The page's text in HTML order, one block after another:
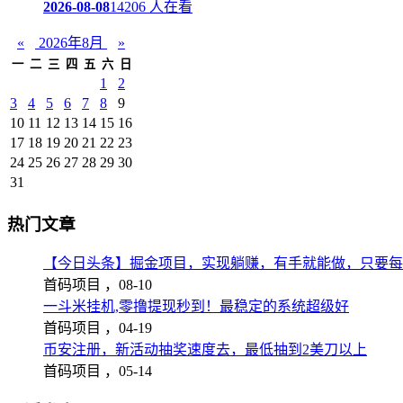
2026-08-0814206 人在看
« 2026年8月 »
一 二 三 四 五 六 日
1
2
3
4 5 6 7 8
9
10 11 12 13 14 15 16
17 18 19 20 21 22 23
24 25 26 27 28 29 30
31
热门文章
【今日头条】掘金项目，实现躺赚，有手就能做，只要
首码项目 ， 08-10
一斗米挂机,零撸提现秒到！最稳定的系统超级好
首码项目 ， 04-19
币安注册，新活动抽奖速度去，最低抽到2美刀以上
首码项目 ， 05-14